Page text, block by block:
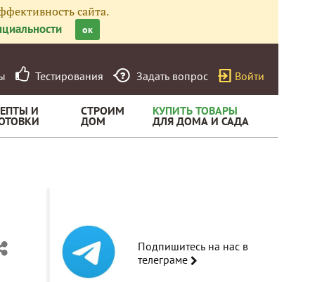
сайта.
ок
Тестирования Задать вопрос Войти
И СТРОИМ
ДОМ
КУПИТЬ ТОВАРЫ
ДЛЯ ДОМА И САДА
Подпишитесь на нас в
телеграме